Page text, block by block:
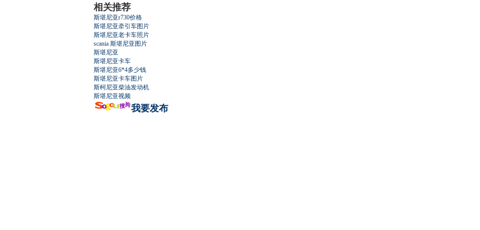
相关推荐
斯堪尼亚r730价格
斯堪尼亚牵引车图片
斯堪尼亚老卡车照片
scania 斯堪尼亚图片
斯堪尼亚
斯堪尼亚卡车
斯堪尼亚6*4多少钱
斯堪尼亚卡车图片
斯柯尼亚柴油发动机
斯堪尼亚视频
我要发布